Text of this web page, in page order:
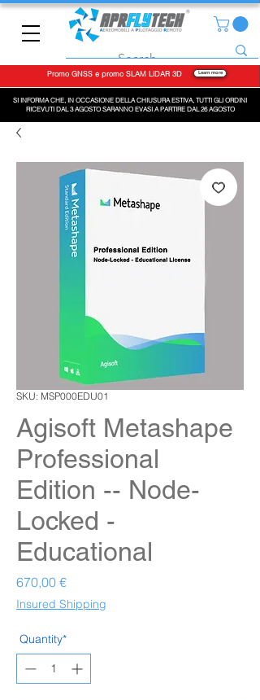
Promo GNSS e promo SLAM LiDAR 3D Learn more
SI INFORMA CHE, IN OCCASIONE DELLA CHIUSURA ESTIVA, TUTTI GLI ORDINI
RICEVUTI DAL 3 AGOSTO SARANNO EVASI A PARTIRE DAL 26 AGOSTO
SKU: MSP000EDU01
Agisoft Metashape
Professional
Edition -- Node-
Locked -
Educational
670,00 €Prezzo
Insured Shipping
Quantity*